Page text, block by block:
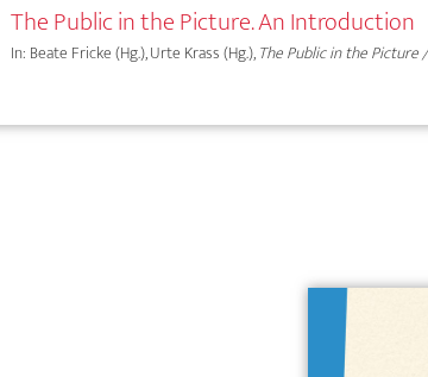
The Public in the Picture. An Introduction
In: Beate Fricke (Hg.), Urte Krass (Hg.),The Public in the Picture